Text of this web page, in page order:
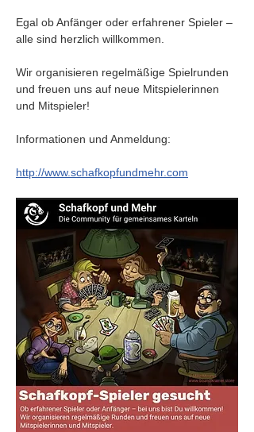
Egal ob Anfänger oder erfahrener Spieler –
alle sind herzlich willkommen.
Wir organisieren regelmäßige Spielrunden
und freuen uns auf neue Mitspielerinnen
und Mitspieler!
Informationen und Anmeldung:
http://www.schafkopfundmehr.com